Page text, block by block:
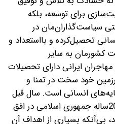
برای توسعه، بلکه
سیاست‌گذاران‌مان در
تحصیل‌کرده و بااستعداد و
کشورمان به سایر
40 درصد از مهاجران ایرانی دارای تحصیلات
خود سخت در تمنا و
انسانی است. سال قبل
بود که پرونده «سند چشم‌انداز 20‌ساله جمهوری اسلامی در افق
شد، بی‌آنکه بسیاری از اهداف آن